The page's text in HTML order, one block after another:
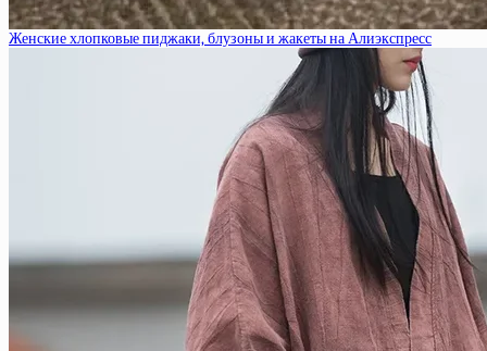
Женские хлопковые пиджаки, блузоны и жакеты на Алиэкспресс